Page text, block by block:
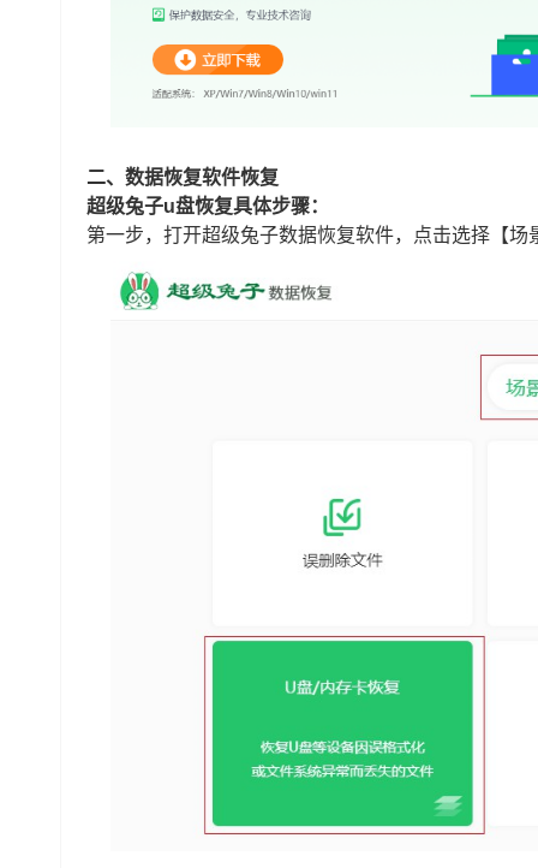
二、数据恢复软件恢复
超级兔子u盘恢复具体步骤：
第一步，打开超级兔子数据恢复软件，点击选择【